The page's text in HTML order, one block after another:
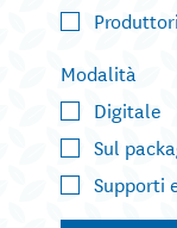
Modalità
Digitale
Sul
Supporti